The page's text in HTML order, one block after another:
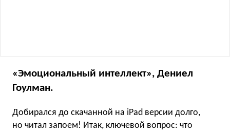
«Эмоциональный интеллект», Дениел
Гоулман.
Добирался до скачанной на iPad версии долго,
но читал запоем! Итак, ключевой вопрос: что